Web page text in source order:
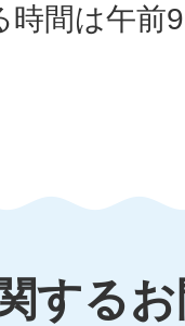
時間は午前
する